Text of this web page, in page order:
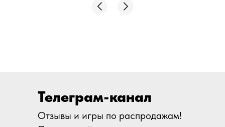
Телеграм-канал
Отзывы и игры по распродажам!
Подписывайтесь